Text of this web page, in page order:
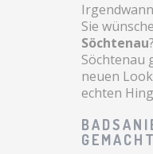
Sie
Söchtenau
Söchtenau
neuen
echten
GEMACHT